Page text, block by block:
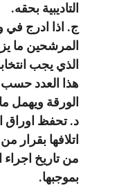
التاديبية بحقه.
ج. اذا ادرج في
المرشحين ما
الذي يجب
هذا العدد حسب
الورقة ويهمل
د. تحفظ اوراق
اتلافها بقرار
من تاريخ اجراء
بموجبها.